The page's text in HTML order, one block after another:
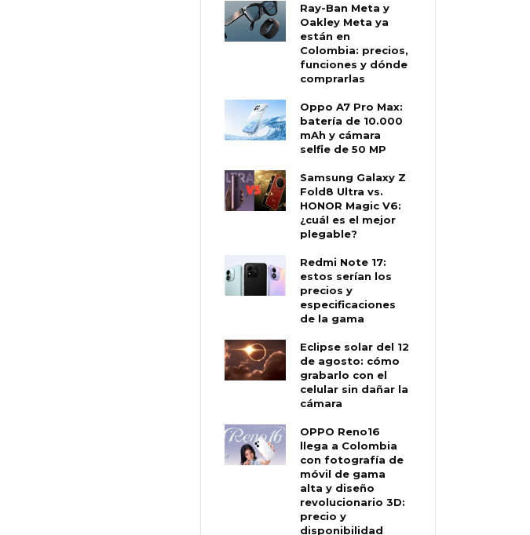
Ray-Ban Meta y
Oakley Meta ya
están en
Colombia: precios,
funciones y dónde
comprarlas
Oppo A7 Pro Max:
batería de 10.000
mAh y cámara
selfie de 50 MP
Samsung Galaxy Z
Fold8 Ultra vs.
HONOR Magic V6:
¿cuál es el mejor
plegable?
Redmi Note 17:
estos serían los
precios y
especificaciones
de la gama
Eclipse solar del 12
de agosto: cómo
grabarlo con el
celular sin dañar la
cámara
OPPO Reno16
llega a Colombia
con fotografía de
móvil de gama
alta y diseño
revolucionario 3D:
precio y
disponibilidad